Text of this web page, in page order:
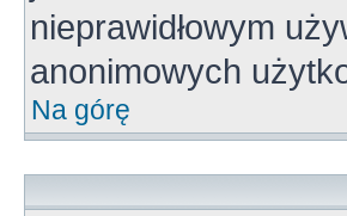
nieprawidłowym
anonimowych
Na górę